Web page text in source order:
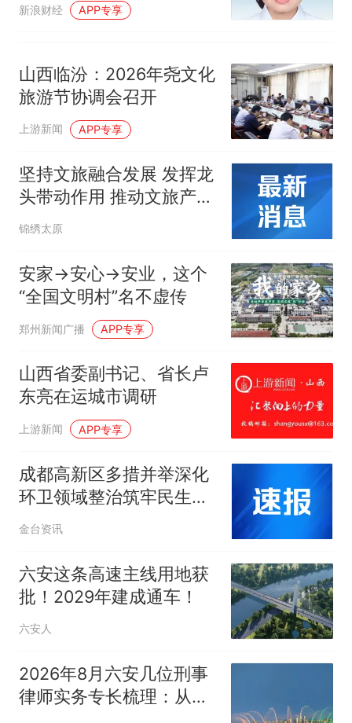
新浪财经 APP专享
山西临汾：2026年尧文化
旅游节协调会召开
上游新闻 APP专享
坚持文旅融合发展 发挥龙
头带动作用 推动文旅产业
向支柱产业、民生产业、
锦绣太原
安家→安心→安业，这个
“全国文明村”名不虚传
郑州新闻广播 APP专享
山西省委副书记、省长卢
东亮在运城市调研
上游新闻 APP专享
成都高新区多措并举深化
环卫领域整治筑牢民生资
金“防火墙”
金台资讯
六安这条高速主线用地获
批！2029年建成通车！
六安人
2026年8月六安几位刑事
律师实务专长梳理：从帮